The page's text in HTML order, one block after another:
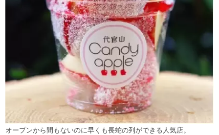
オープンから間もないのに早くも長蛇の列ができる人気店。